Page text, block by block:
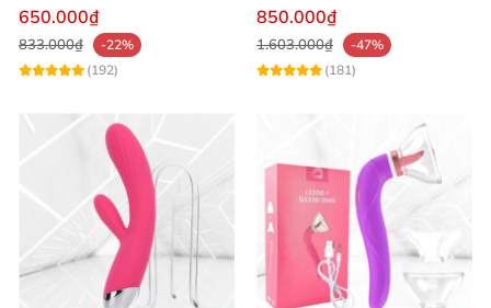
an toàn
650.000₫
833.000₫
-22%
(192)
850.000₫
1.603.000₫
-47%
(181)